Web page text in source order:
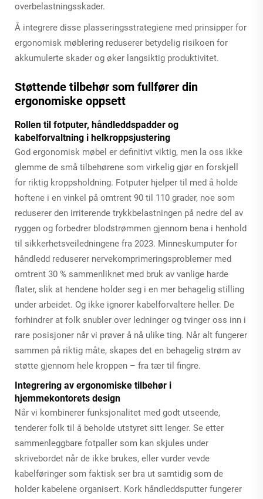
overbelastningsskader.
Å integrere disse plasseringsstrategiene med prinsipper for
ergonomisk møblering reduserer betydelig risikoen for
akkumulerte skader og øker langsiktig produktivitet.
Støttende tilbehør som fullfører din
ergonomiske oppsett
Rollen til fotputer, håndleddspadder og
kabelforvaltning i helkroppsjustering
God ergonomisk møbel er definitivt viktig, men la oss ikke
glemme de små tilbehørene som virkelig gjør en forskjell
for riktig kroppsholdning. Fotputer hjelper til med å holde
hoftene i en vinkel på omtrent 90 til 110 grader, noe som
reduserer den irriterende trykkbelastningen på nedre del av
ryggen og forbedrer blodstrømmen gjennom bena i henhold
til sikkerhetsveiledningene fra 2023. Minneskumputer for
håndledd reduserer nervekomprimeringsproblemer med
omtrent 30 % sammenliknet med bruk av vanlige harde
flater, slik at hendene holder seg i en mer behagelig stilling
under arbeidet. Og ikke ignorer kabelforvaltere heller. De
forhindrer at folk snubler over ledninger og tvinger oss inn i
rare posisjoner når vi prøver å nå ulike ting. Når alt fungerer
sammen på riktig måte, skapes det en behagelig strøm av
støtte gjennom hele kroppen – fra tær til fingre.
Integrering av ergonomiske tilbehør i
hjemmekontorets design
Når vi kombinerer funksjonalitet med godt utseende,
tenderer folk til å beholde utstyret sitt lenger. Se etter
sammenleggbare fotpaller som kan skjules under
skrivebordet når de ikke brukes, eller vurder vevde
kabelføringer som faktisk ser bra ut samtidig som de
holder kabelene organisert. Kork håndleddsputter fungerer